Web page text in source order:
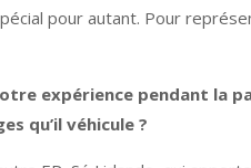
pour autant. Pour
expérience pendant la
qu’il véhicule ?